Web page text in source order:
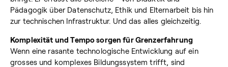
Pädagogik über Datenschutz, Ethik und Elternarbeit bis hin
zur technischen Infrastruktur. Und das alles gleichzeitig.
Komplexität und Tempo sorgen für Grenzerfahrung
Wenn eine rasante technologische Entwicklung auf ein
grosses und komplexes Bildungssystem trifft, sind